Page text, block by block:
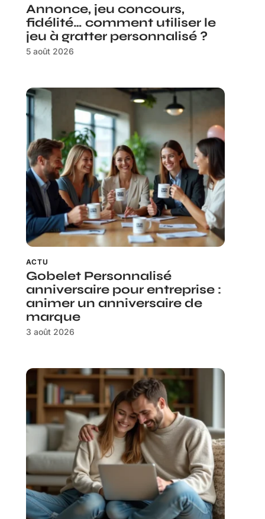
Annonce, jeu concours,
fidélité… comment utiliser le
jeu à gratter personnalisé ?
5 août 2026
ACTU
Gobelet Personnalisé
anniversaire pour entreprise :
animer un anniversaire de
marque
3 août 2026